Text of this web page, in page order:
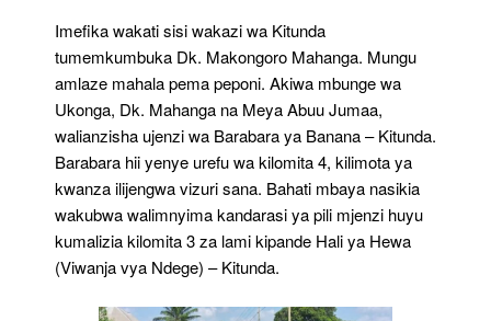
Imefika wakati sisi wakazi wa Kitunda
tumemkumbuka Dk. Makongoro Mahanga. Mungu
amlaze mahala pema peponi. Akiwa mbunge wa
Ukonga, Dk. Mahanga na Meya Abuu Jumaa,
walianzisha ujenzi wa Barabara ya Banana – Kitunda.
Barabara hii yenye urefu wa kilomita 4, kilimota ya
kwanza ilijengwa vizuri sana. Bahati mbaya nasikia
wakubwa walimnyima kandarasi ya pili mjenzi huyu
kumalizia kilomita 3 za lami kipande Hali ya Hewa
(Viwanja vya Ndege) – Kitunda.